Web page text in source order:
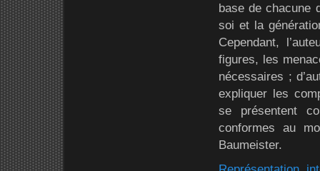
base de chacune
soi et la
Cependant,
figures, les
nécessaires ;
expliquer les
se présentent
conformes au
Baumeister.